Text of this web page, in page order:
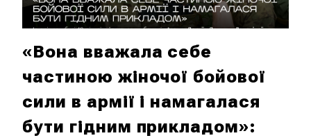
«Вона вважала себе
частиною жіночої бойової
сили в армії і намагалася
бути гідним прикладом»: